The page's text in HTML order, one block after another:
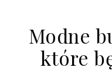
Modne
które